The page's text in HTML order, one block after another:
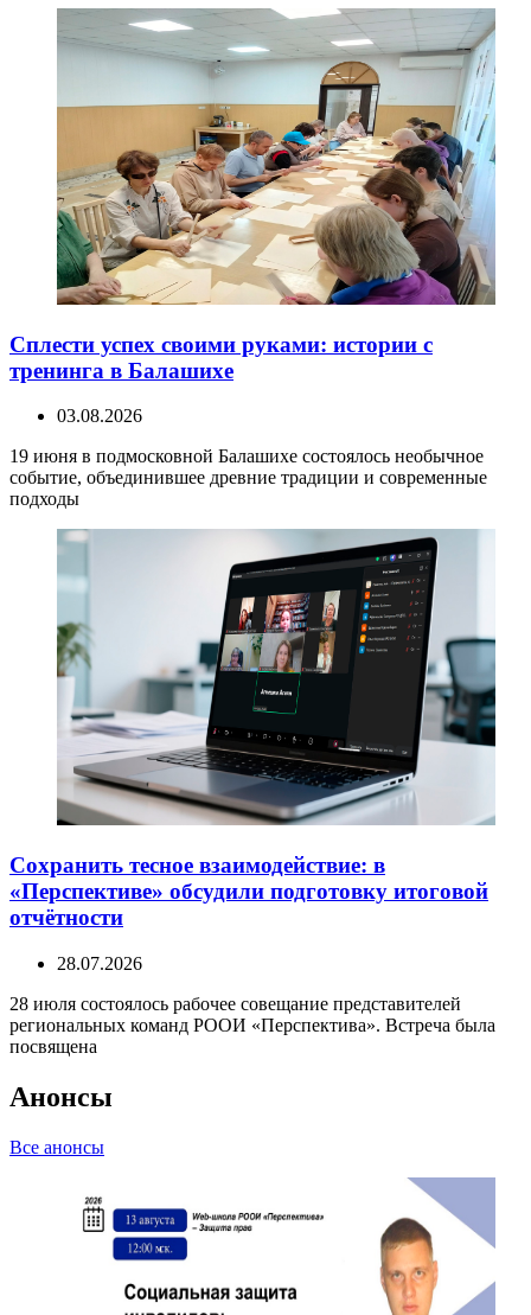
Сплести успех своими руками: истории с
тренинга в Балашихе
03.08.2026
19 июня в подмосковной Балашихе состоялось необычное
событие, объединившее древние традиции и современные
подходы
Сохранить тесное взаимодействие: в
«Перспективе» обсудили подготовку итоговой
отчётности
28.07.2026
28 июля состоялось рабочее совещание представителей
региональных команд РООИ «Перспектива». Встреча была
посвящена
Анонсы
Все анонсы